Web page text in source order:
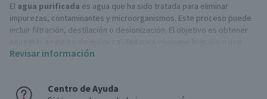
El agua purificada es agua que ha sido tratada para eliminar
impurezas, contaminantes y microorganismos. Este proceso puede
incluir filtración, destilación o desionización. El objetivo es obtener
específico.
Elagua purificada es una opción segura y saludable para tu
Revisar información
Centro de Ayuda